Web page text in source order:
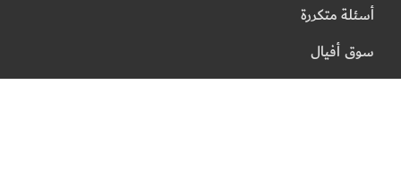
أسئلة متكررة
سوق أفيال